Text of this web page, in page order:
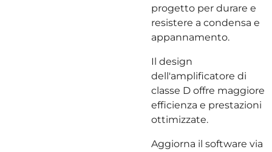
progetto per durare e
resistere a condensa e
appannamento.
Il design
dell'amplificatore di
classe D offre maggiore
efficienza e prestazioni
ottimizzate.
Aggiorna il software via